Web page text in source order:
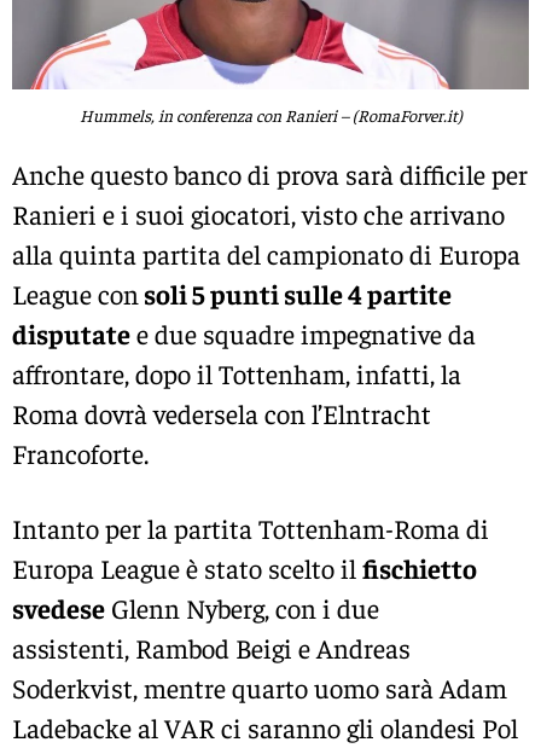
Hummels, in conferenza con Ranieri – (RomaForver.it)
Anche questo banco di prova sarà difficile per
Ranieri e i suoi giocatori, visto che arrivano
alla quinta partita del campionato di Europa
League con soli 5 punti sulle 4 partite
disputatee due squadre impegnative da
affrontare, dopo il Tottenham, infatti, la
Roma dovrà vedersela con l’Elntracht
Francoforte.
Intanto per la partita Tottenham-Roma di
Europa League è stato scelto il fischietto
svedese Glenn Nyberg, con i due
assistenti, Rambod Beigi e Andreas
Soderkvist, mentre quarto uomo sarà Adam
Ladebacke al VAR ci saranno gli olandesi Pol